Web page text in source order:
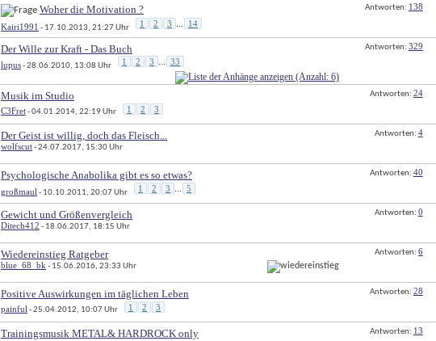
Woher die Motivation ?
Kairi1991 - 17.10.2013, 21:27 Uhr 1 2 3 ... 14
Antworten: 138
Der Wille zur Kraft - Das Buch
lupus - 28.06.2010, 13:08 Uhr 1 2 3 ... 33
Antworten: 329
Musik im Studio
C3Fret - 04.01.2014, 22:19 Uhr 1 2 3
Antworten: 24
Der Geist ist willig, doch das Fleisch...
wolfscut - 24.07.2017, 15:30 Uhr
Antworten: 4
Psychologische Anabolika gibt es so etwas?
großmaul - 10.10.2011, 20:07 Uhr 1 2 3 ... 5
Antworten: 40
Gewicht und Größenvergleich
Ditech412 - 18.06.2017, 18:15 Uhr
Antworten: 0
Wiedereinstieg Ratgeber
blue_68_bk - 15.06.2016, 23:33 Uhr
Antworten: 6
Positive Auswirkungen im täglichen Leben
painful - 25.04.2012, 10:07 Uhr 1 2 3
Antworten: 28
Trainingsmusik METAL& HARDROCK only Antworten: 13